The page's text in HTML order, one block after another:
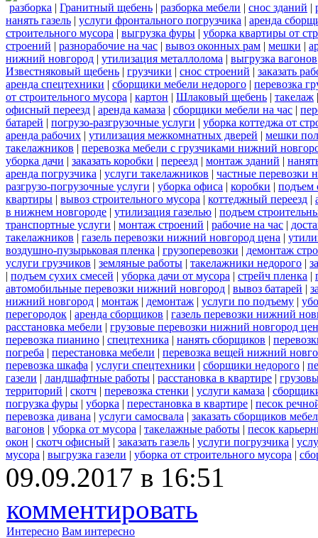
разборка | Гранитный щебень | разборка мебели | снос зданий |
нанять газель | услуги фронтального погрузчика | аренда
строительного мусора | выгрузка фуры | уборка квартиры от
строений | разнорабочие на час | вывоз оконных рам | мешки |
нижний новгород | утилизация металлолома | выгрузка вагонов
Известняковый щебень | грузчики | снос строений | заказать
аренда спецтехники | сборщики мебели недорого | перевозка
от строительного мусора | картон | Шлаковый щебень | такелаж
офисный переезд | аренда камаза | сборщики мебели на час |
батарей | погрузо-разгрузочные услуги | уборка коттеджа от
аренда рабочих | утилизация межкомнатных дверей | мешки
такелажников | перевозка мебели с грузчиками нижний
уборка дачи | заказать коробки | переезд | монтаж зданий |
аренда погрузчика | услуги такелажников | частные перевозки
разгрузо-погрузочные услуги | уборка офиса | коробки | подъем
квартиры | вывоз строительного мусора | коттеджный переезд |
в нижнем новгороде | утилизация газелью | подъем
транспортные услуги | монтаж строений | рабочие на час |
такелажников | газель перевозки нижний новгород цена |
воздушно-пузырьковая пленка | грузоперевозки | демонтаж
услуги грузчиков | земляные работы | такелажники недорого |
| подъем сухих смесей | уборка дачи от мусора | стрейч пленка |
автомобильные перевозки нижний новгород | вывоз батарей |
нижний новгород | монтаж | демонтаж | услуги по подъему |
перегородок | аренда сборщиков | газель перевозки нижний
расстановка мебели | грузовые перевозки нижний новгород
перевозка пианино | спецтехника | нанять сборщиков |
погреба | перестановка мебели | перевозка вещей нижний
перевозка шкафа | услуги спецтехники | сборщики недорого |
газели | ландшафтные работы | расстановка в квартире |
территорий | скотч | перевозка стенки | услуги камаза |
погрузка фуры | уборка | перестановка в квартире | песок
перевозка дивана | услуги самосвала | заказать сборщиков
вагонов | уборка от мусора | такелажные работы | песок
окон | скотч офисный | заказать газель | услуги погрузчика |
мусора | выгрузка газели | уборка от строительного мусора |
09.09.2017 в 16:51
комментировать
Интересно Вам интересно